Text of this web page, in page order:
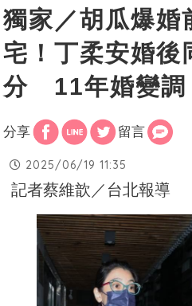
獨家／胡瓜爆婚
宅！丁柔安婚後
分 11年婚變調
分享 留言
2025/06/19 11:35
記者蔡維歆／台北報導